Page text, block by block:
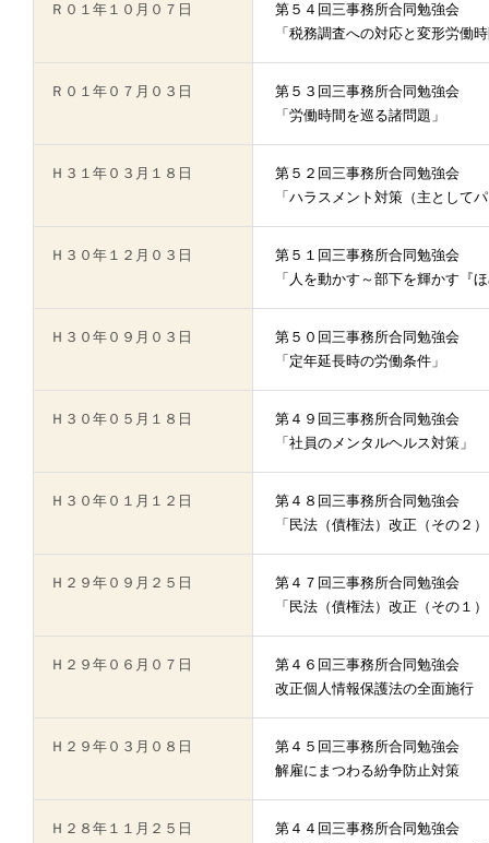
Ｒ０１年１０月０７日
第５４回三事務所合同勉強会
「税務調査への対応と変形労働
Ｒ０１年０７月０３日
第５３回三事務所合同勉強会
「労働時間を巡る諸問題」
Ｈ３１年０３月１８日
第５２回三事務所合同勉強会
「ハラスメント対策（主として
Ｈ３０年１２月０３日
第５１回三事務所合同勉強会
「人を動かす～部下を輝かす『
Ｈ３０年０９月０３日
第５０回三事務所合同勉強会
「定年延長時の労働条件」
Ｈ３０年０５月１８日
第４９回三事務所合同勉強会
「社員のメンタルヘルス対策」
Ｈ３０年０１月１２日
第４８回三事務所合同勉強会
「民法（債権法）改正（その２
Ｈ２９年０９月２５日
第４７回三事務所合同勉強会
「民法（債権法）改正（その１
Ｈ２９年０６月０７日
第４６回三事務所合同勉強会
改正個人情報保護法の全面施行
Ｈ２９年０３月０８日
第４５回三事務所合同勉強会
解雇にまつわる紛争防止対策
Ｈ２８年１１月２５日
第４４回三事務所合同勉強会